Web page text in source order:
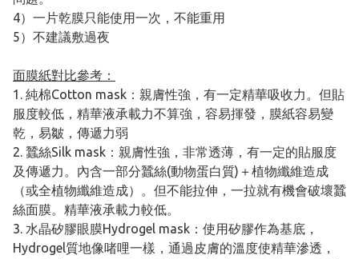
4）一片乾膜只能使用一次，不能重用
5）不建議敷過夜
面膜紙對比參考：
1. 純棉Cotton mask：親膚性強，有一定精華吸收力。但貼
服度較低，精華液承載力不算強，容易揮發，膜紙容易變
乾，易皺，傳遞力弱
2. 蠶絲Silk mask：親膚性強，非常透薄，有一定的貼服度
及傳遞力。內含一部分蠶絲(動物蛋白質)＋植物纖維造成
（或全植物纖維造成）。但不能拉伸，一拉就有機會破壞蠶
絲面膜。精華液承載力較低。
3. 水晶矽膠眼膜Hydrogel mask：使用矽膠作為基底，
Hydrogel質地像啫哩一樣，通過皮膚的溫度使精華滲透，